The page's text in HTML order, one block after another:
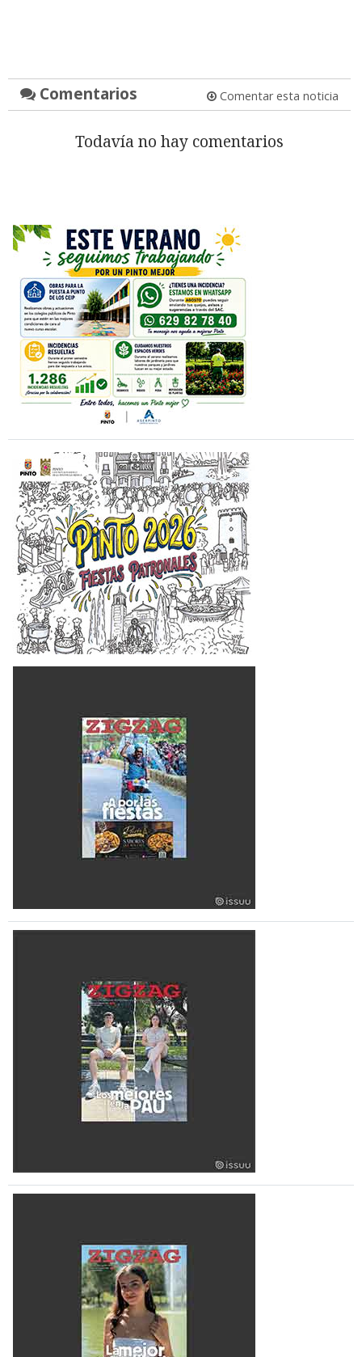
Comentarios Comentar esta noticia
Todavía no hay comentarios